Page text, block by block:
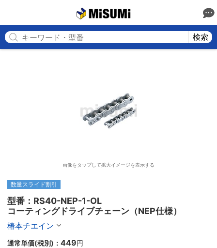
検索
画像をタップして拡大イメージを表示する
数量スライド割引
型番：RS40-NEP-1-OL
コーティングドライブチェーン（NEP仕様）
椿本チエイン
通常単価(税別)： 449円